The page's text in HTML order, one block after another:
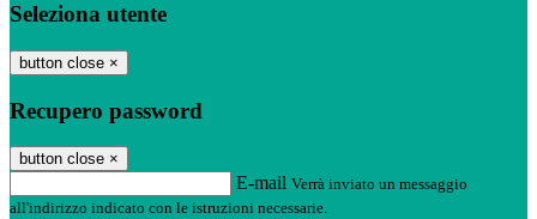
Seleziona utente
button close ×
Recupero password
button close ×
E-mail Verrà inviato un messaggio
all'indirizzo indicato con le istruzioni necessarie.